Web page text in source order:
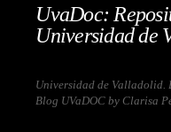
UvaDoc:
Universidad de
Universidad de
Blog UVaDOC by Clarisa